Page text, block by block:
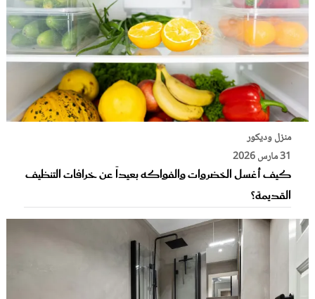
منزل وديكور
31 مارس 2026
كيف أغسل الخضروات والفواكه بعيداً عن خرافات التنظيف
القديمة؟